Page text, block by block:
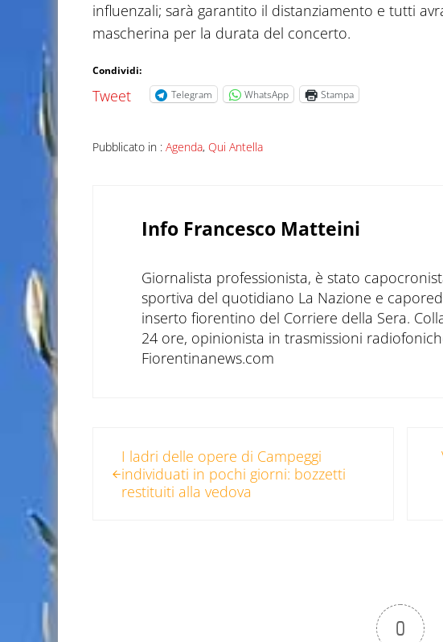
influenzali; sarà garantito il distanziamento e tutti
mascherina per la durata del concerto.
Condividi:
Tweet Telegram WhatsApp Stampa
Pubblicato in : Agenda, Qui Antella
Info Francesco Matteini
Giornalista professionista, è stato
sportiva del quotidiano La Nazione e
inserto fiorentino del Corriere della Sera.
24 ore, opinionista in trasmissioni
Fiorentinanews.com
I ladri delle opere di Campeggi
individuati in pochi giorni: bozzetti
restituiti alla vedova
0